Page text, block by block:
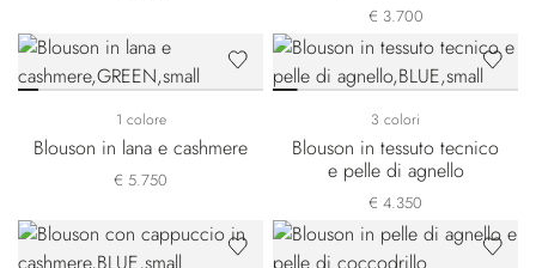
€ 3.700
1 colore
Blouson in lana e cashmere
€ 5.750
3 colori
Blouson in tessuto tecnico
e pelle di agnello
€ 4.350